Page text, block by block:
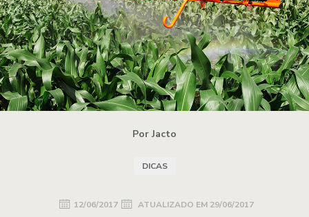
Por Jacto
DICAS
12/06/2017 ATUALIZADO EM 29/06/2017